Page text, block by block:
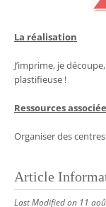
La réalisation
J’imprime, je
plastifieuse !
Ressources
Organiser des
Article
Last Modified on 11